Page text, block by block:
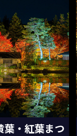
葉・紅葉まつ